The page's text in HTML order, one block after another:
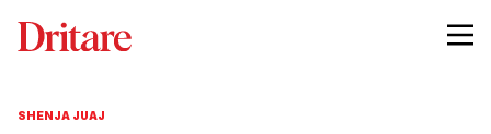
SHENJA JUAJ